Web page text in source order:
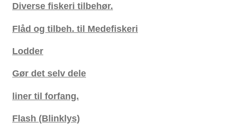
Diverse fiskeri tilbehør.
Flåd og tilbeh. til Medefiskeri
Lodder
Gør det selv dele
liner til forfang.
Flash (Blinklys)